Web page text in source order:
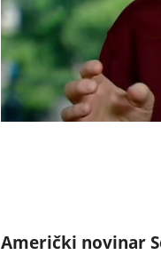
Američki novinar